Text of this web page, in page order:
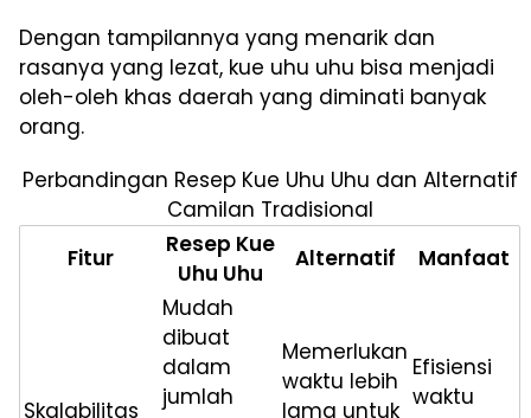
Dengan tampilannya yang menarik dan
rasanya yang lezat, kue uhu uhu bisa menjadi
oleh-oleh khas daerah yang diminati banyak
orang.
Perbandingan Resep Kue Uhu Uhu dan Alternatif
Camilan Tradisional
Fitur
Resep Kue
Uhu Uhu
Alternatif Manfaat
Skalabilitas
Mudah
dibuat
dalam
jumlah
Memerlukan
waktu lebih
lama untuk
Efisiensi
waktu